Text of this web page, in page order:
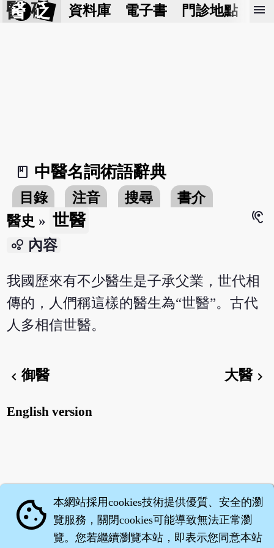
醫 砭 資料庫 電子書 門診地點 預
menu
book_2
中醫名詞術語辭典
目錄 注音 搜尋
書介
醫史 » 世醫
hearing
bubble_chart 內容
我國歷來有不少醫生是子承父業，世代相
傳的，人們稱這樣的醫生為“世醫”。古代
人多相信世醫。
chevron_left御醫 大醫chevron_right
English version
cookie 本網站採用cookies技術提供優質、安全的瀏
覽服務，關閉cookies可能導致無法正常瀏
覽。您若繼續瀏覽本站，即表示您同意本站